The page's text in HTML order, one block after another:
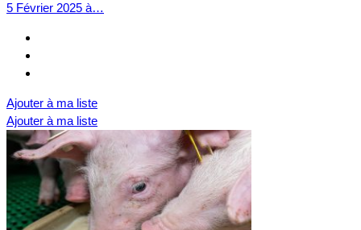
5 Février 2025 à…
Ajouter à ma liste
Ajouter à ma liste